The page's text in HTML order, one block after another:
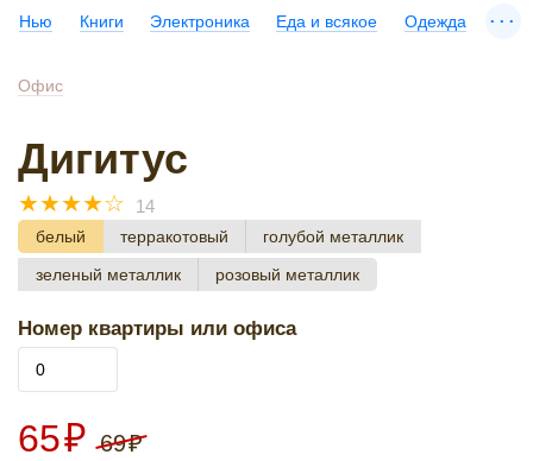
Нью Книги Электроника Еда и всякое Одежда ...
Офис
Дигитус
☆
☆
☆
☆
☆ 14
белый терракотовый
голубой металлик
зеленый металлик
розовый металлик
Номер квартиры или офиса
65₽ 69₽